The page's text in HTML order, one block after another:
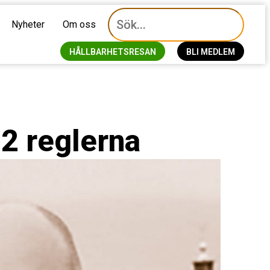
Nyheter Om oss
HÅLLBARHETSRESAN BLI MEDLEM
reglerna